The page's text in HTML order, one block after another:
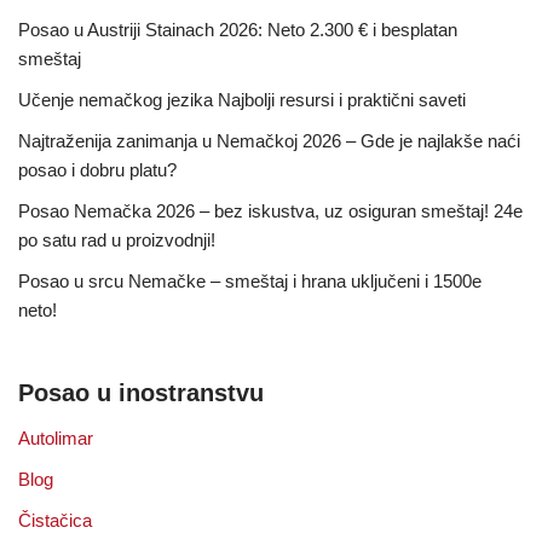
Posao u Austriji Stainach 2026: Neto 2.300 € i besplatan
smeštaj
Učenje nemačkog jezika Najbolji resursi i praktični saveti
Najtraženija zanimanja u Nemačkoj 2026 – Gde je najlakše naći
posao i dobru platu?
Posao Nemačka 2026 – bez iskustva, uz osiguran smeštaj! 24e
po satu rad u proizvodnji!
Posao u srcu Nemačke – smeštaj i hrana uključeni i 1500e
neto!
Posao u inostranstvu
Autolimar
Blog
Čistačica